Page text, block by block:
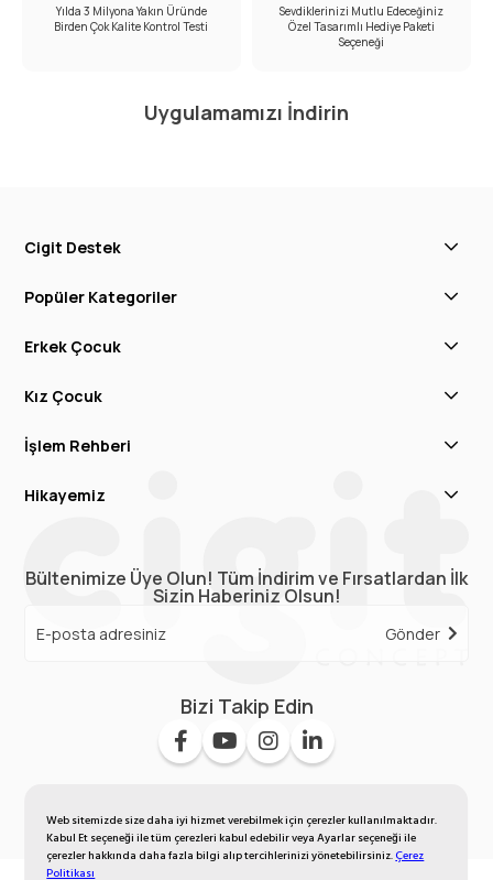
Web sitemizde size daha iyi hizmet verebilmek için çerezler kullanılmaktadır.
Kabul Et seçeneği ile tüm çerezleri kabul edebilir veya Ayarlar seçeneği ile
çerezler hakkında daha fazla bilgi alıp tercihlerinizi yönetebilirsiniz.Çerez
Politikası
Yılda 3 Milyona Yakın Üründe
Birden Çok Kalite Kontrol Testi
Sevdiklerinizi Mutlu Edeceğiniz
Özel Tasarımlı Hediye Paketi
Seçeneği
Uygulamamızı İndirin
Cigit Destek
Popüler Kategoriler
Erkek Çocuk
Kız Çocuk
İşlem Rehberi
Hikayemiz
Bültenimize Üye Olun! Tüm İndirim ve Fırsatlardan İlk
Sizin Haberiniz Olsun!
Gönder
Bizi Takip Edin